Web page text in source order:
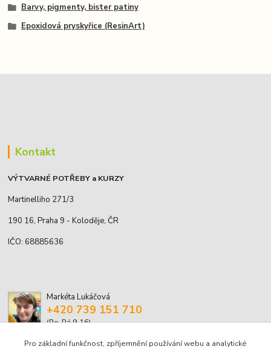
Barvy, pigmenty, bister patiny
Epoxidová pryskyřice (ResinArt)
Kontakt
VÝTVARNÉ POTŘEBY a KURZY
Martinelliho 271/3
190 16, Praha 9 - Koloděje, ČR
IČO: 68885636
Markéta Lukáčová
+420 739 151 710
(Po-Pá 9-16)
marketa.lukacova@volny.cz
Pro základní funkčnost, zpříjemnění používání webu a analytické